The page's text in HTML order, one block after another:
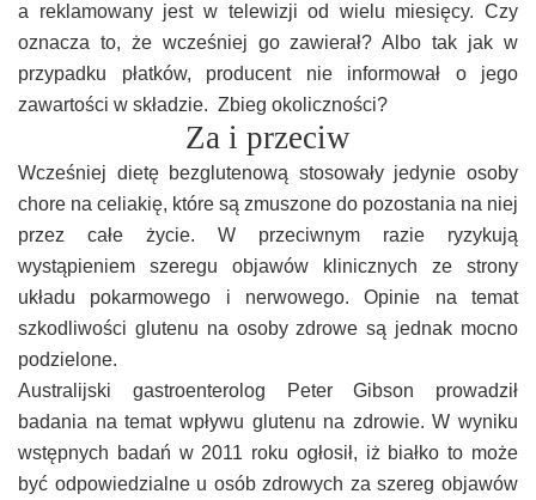
a reklamowany jest w telewizji od wielu miesięcy. Czy
oznacza to, że wcześniej go zawierał? Albo tak jak w
przypadku płatków, producent nie informował o jego
zawartości w składzie. Zbieg okoliczności?
Za i przeciw
Wcześniej dietę bezglutenową stosowały jedynie osoby
chore na celiakię, które są zmuszone do pozostania na niej
przez całe życie. W przeciwnym razie ryzykują
wystąpieniem szeregu objawów klinicznych ze strony
układu pokarmowego i nerwowego. Opinie na temat
szkodliwości glutenu na osoby zdrowe są jednak mocno
podzielone.
Australijski gastroenterolog Peter Gibson prowadził
badania na temat wpływu glutenu na zdrowie. W wyniku
wstępnych badań w 2011 roku ogłosił, iż białko to może
być odpowiedzialne u osób zdrowych za szereg objawów